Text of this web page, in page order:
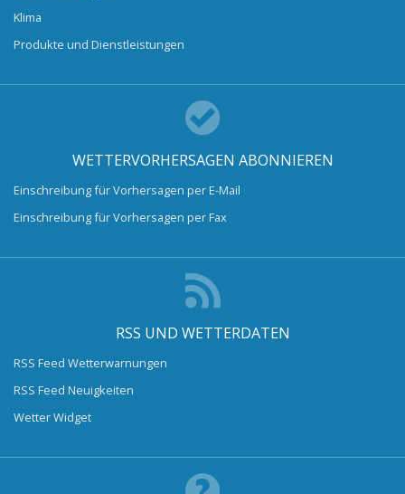
Klima
Produkte und Dienstleistungen
WETTERVORHERSAGEN ABONNIEREN
Einschreibung für Vorhersagen per E-Mail
Einschreibung für Vorhersagen per Fax
RSS UND WETTERDATEN
RSS Feed Wetterwarnungen
RSS Feed Neuigkeiten
Wetter Widget